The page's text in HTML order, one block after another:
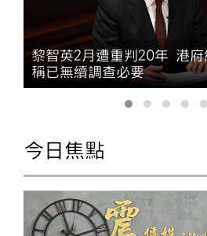
黎智英2月遭重判20年 港府
稱已無續調查必要
今日焦點